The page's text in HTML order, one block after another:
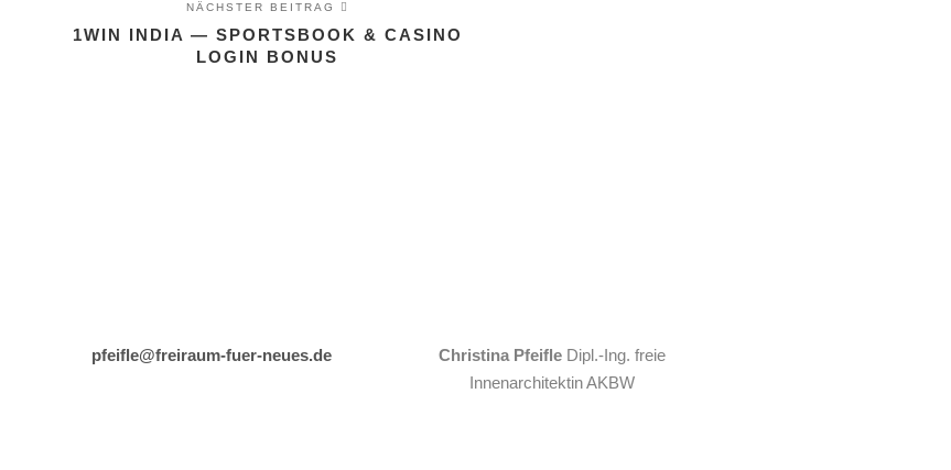
NÄCHSTER BEITRAG
1WIN INDIA — SPORTSBOOK & CASINO
LOGIN BONUS
pfeifle@freiraum-fuer-neues.de Christina PfeifleDipl.-Ing. freie
Innenarchitektin AKBW